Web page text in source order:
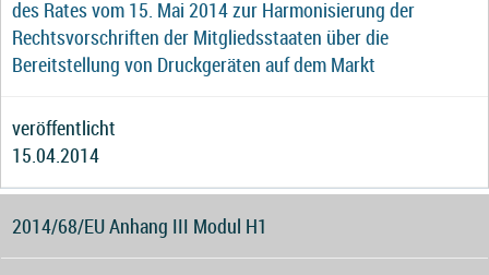
des Rates vom 15. Mai 2014 zur Harmonisierung der
Rechtsvorschriften der Mitgliedsstaaten über die
Bereitstellung von Druckgeräten auf dem Markt
veröffentlicht
15.04.2014
2014/68/EU Anhang III Modul H1